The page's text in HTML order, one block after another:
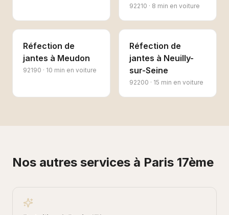
92210 · 8 min en voiture
Réfection de
jantes à Meudon
92190 · 10 min en voiture
Réfection de
jantes à Neuilly-
sur-Seine
92200 · 15 min en voiture
Nos autres services à Paris 17ème